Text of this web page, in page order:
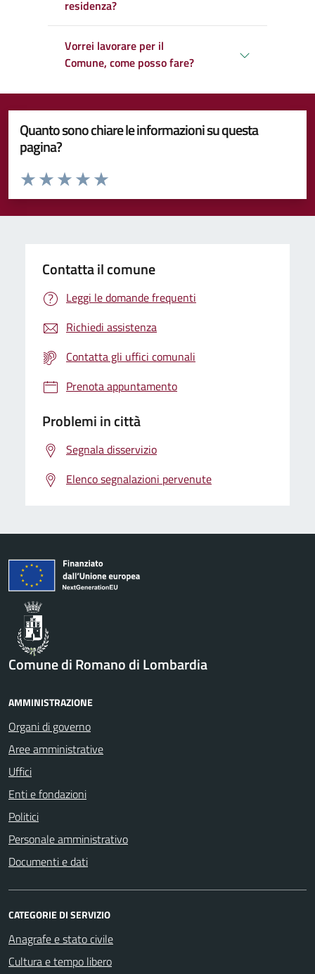
residenza?
Vorrei lavorare per il
Comune, come posso fare?
Quanto sono chiare le informazioni su questa
pagina?
Valuta da 1 a 5 stelle la pagina
Valuta 5 stelle su 5
Valuta 4 stelle su 5
Valuta 3 stelle su 5
Valuta 2 stelle su 5
Valuta 1 stelle su 5
Contatta il comune
Leggi le domande frequenti
Richiedi assistenza
Contatta gli uffici comunali
Prenota appuntamento
Problemi in città
Segnala disservizio
Elenco segnalazioni pervenute
Comune di Romano di Lombardia
AMMINISTRAZIONE
Organi di governo
Aree amministrative
Uffici
Enti e fondazioni
Politici
Personale amministrativo
Documenti e dati
CATEGORIE DI SERVIZIO
Anagrafe e stato civile
Cultura e tempo libero